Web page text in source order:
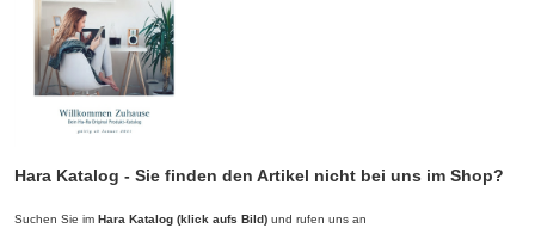
Hara Katalog - Sie finden den Artikel nicht bei uns im Shop?
Suchen Sie im Hara Katalog (klick aufs Bild) und rufen uns an